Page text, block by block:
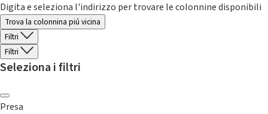
Digita e seleziona l'indirizzo per trovare le colonnine disponibili
Trova la colonnina piú vicina
Filtri
Filtri
Seleziona i filtri
Presa